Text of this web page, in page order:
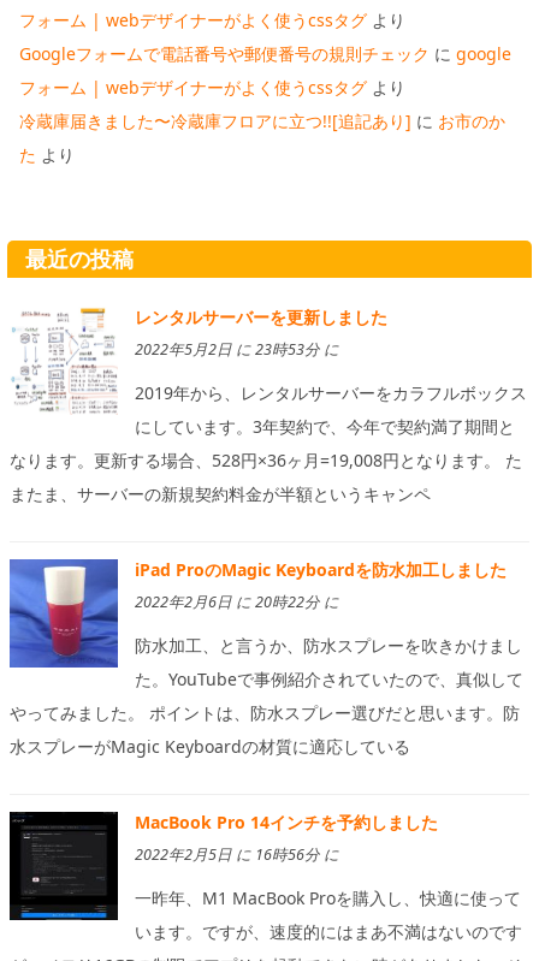
フォーム | webデザイナーがよく使うcssタグ より
Googleフォームで電話番号や郵便番号の規則チェック に google
フォーム | webデザイナーがよく使うcssタグ より
冷蔵庫届きました〜冷蔵庫フロアに立つ!![追記あり] に お市のか
た より
最近の投稿
レンタルサーバーを更新しました
2022年5月2日 に 23時53分 に
2019年から、レンタルサーバーをカラフルボックス
にしています。3年契約で、今年で契約満了期間と
なります。更新する場合、528円×36ヶ月=19,008円となります。 た
またま、サーバーの新規契約料金が半額というキャンペ
iPad ProのMagic Keyboardを防水加工しました
2022年2月6日 に 20時22分 に
防水加工、と言うか、防水スプレーを吹きかけまし
た。YouTubeで事例紹介されていたので、真似して
やってみました。 ポイントは、防水スプレー選びだと思います。防
水スプレーがMagic Keyboardの材質に適応している
MacBook Pro 14インチを予約しました
2022年2月5日 に 16時56分 に
一昨年、M1 MacBook Proを購入し、快適に使って
います。ですが、速度的にはまあ不満はないのです